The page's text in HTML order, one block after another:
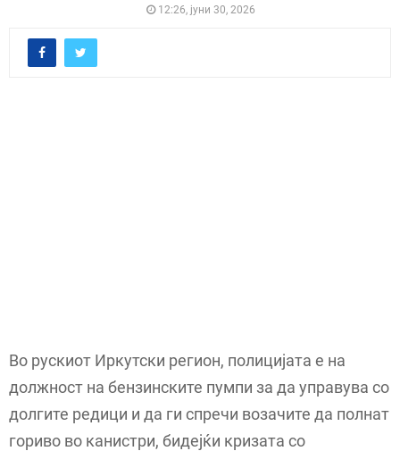
12:26, јуни 30, 2026
Во рускиот Иркутски регион, полицијата е на
должност на бензинските пумпи за да управува со
долгите редици и да ги спречи возачите да полнат
гориво во канистри, бидејќи кризата со